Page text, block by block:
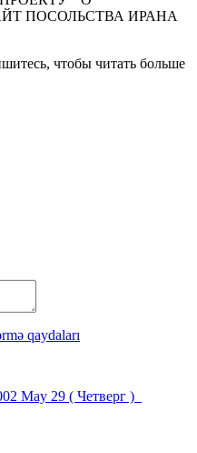
ПОСОЛЬСТВА ИРАНА
чтобы читать больше
qaydaları